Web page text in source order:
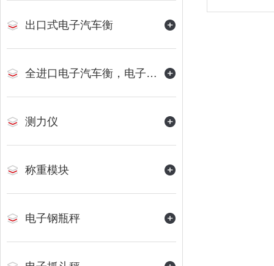
出口式电子汽车衡
全进口电子汽车衡，电子地磅
测力仪
称重模块
电子钢瓶秤